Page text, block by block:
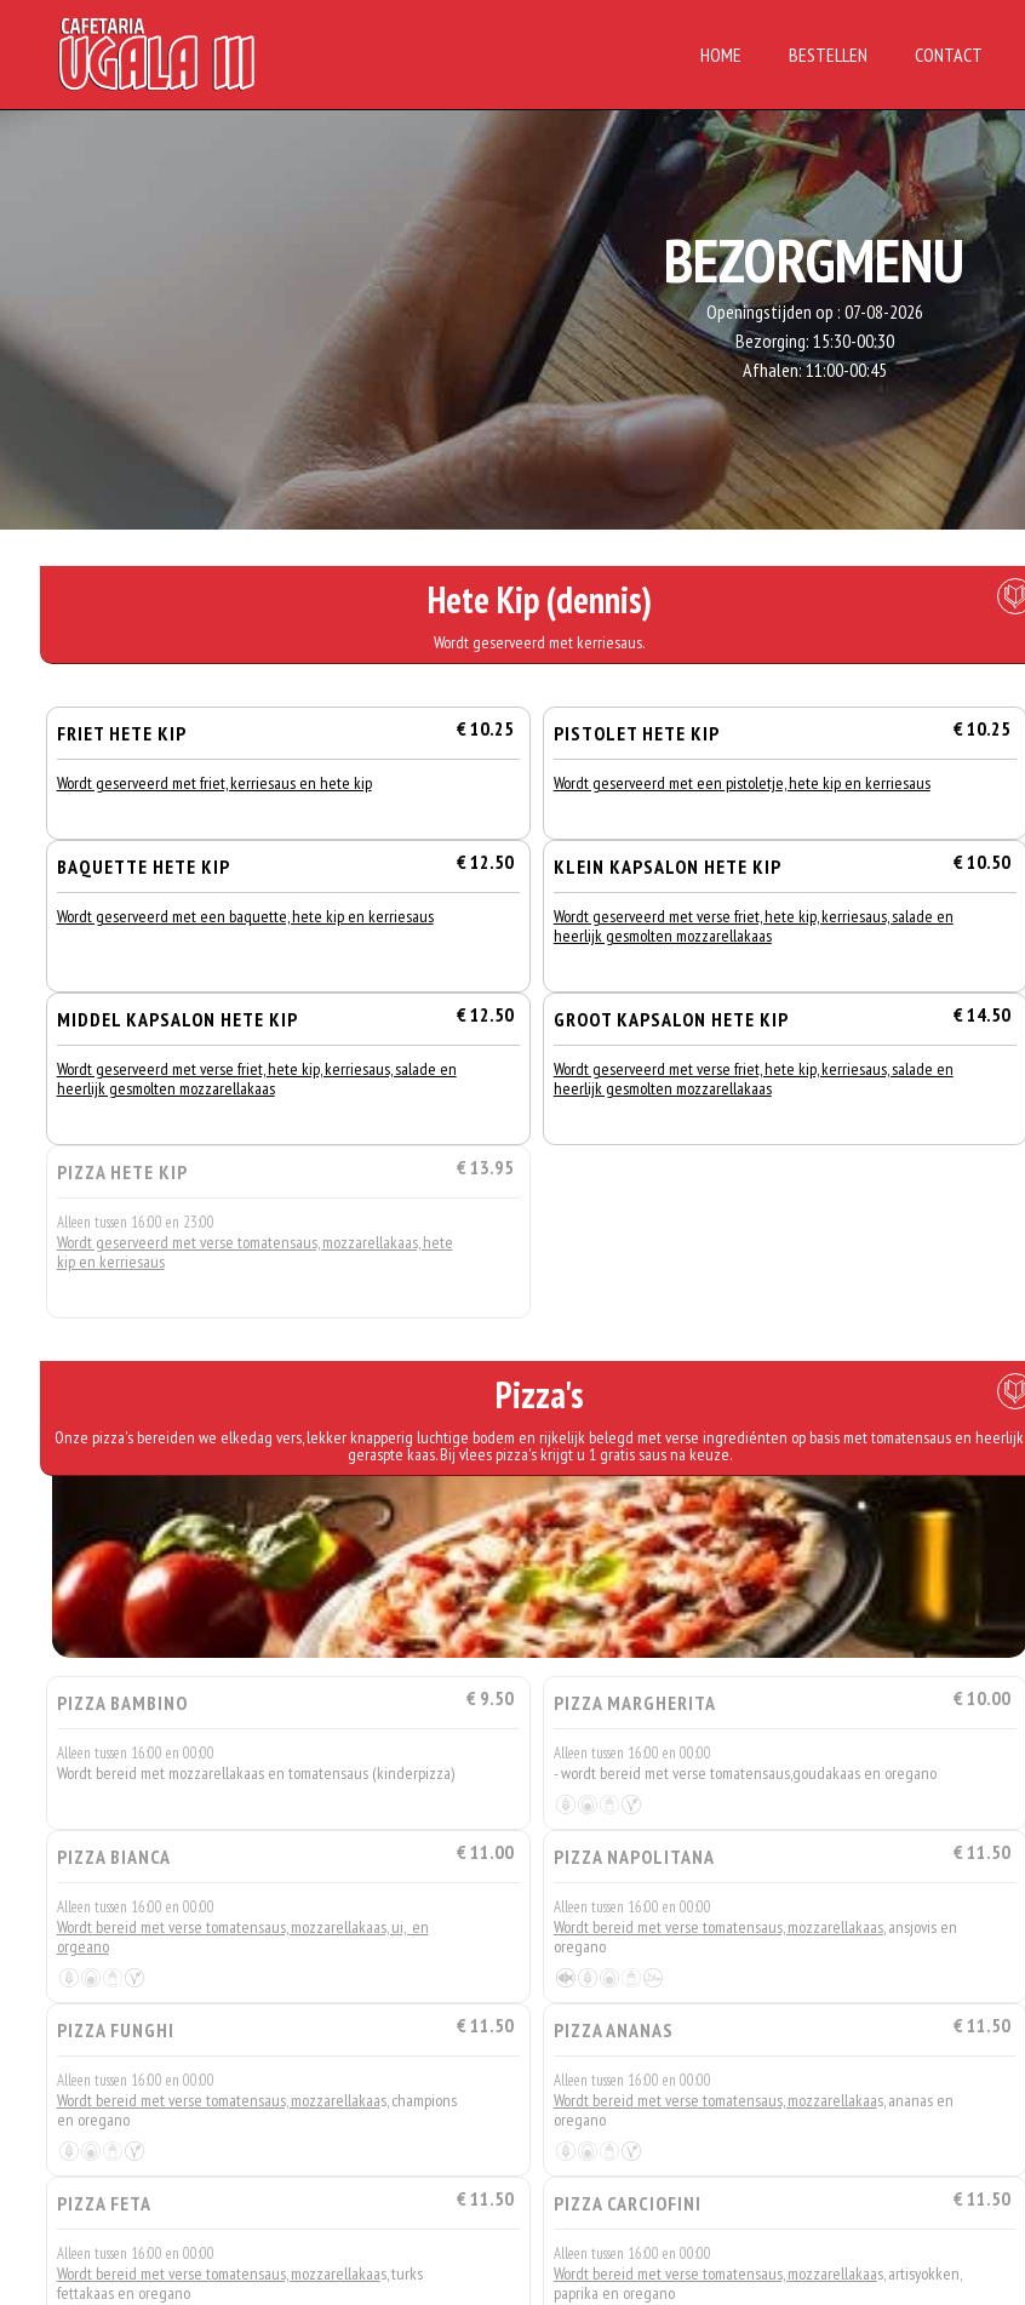
HOME BESTELLEN CONTACT
BEZORGMENU
Openingstijden op : 07-08-2026
Bezorging: 15:30-00:30
Afhalen:11:00-00:45
Hete Kip (dennis)
Wordt geserveerd met kerriesaus.
FRIET HETE KIP € 10.25
Wordt geserveerd met friet, kerriesaus en hete kip
PISTOLET HETE KIP € 10.25
Wordt geserveerd met een pistoletje, hete kip en kerriesaus
BAQUETTE HETE KIP € 12.50
Wordt geserveerd met een baquette, hete kip en kerriesaus
KLEIN KAPSALON HETE KIP € 10.50
Wordt geserveerd met verse friet, hete kip, kerriesaus, salade en
heerlijk gesmolten mozzarellakaas
MIDDEL KAPSALON HETE KIP € 12.50
Wordt geserveerd met verse friet, hete kip, kerriesaus, salade en
heerlijk gesmolten mozzarellakaas
GROOT KAPSALON HETE KIP € 14.50
Wordt geserveerd met verse friet, hete kip, kerriesaus, salade en
heerlijk gesmolten mozzarellakaas
PIZZA HETE KIP € 13.95
Alleen tussen 16:00 en 23:00
Wordt geserveerd met verse tomatensaus, mozzarellakaas, hete
kip en kerriesaus
Pizza's
Onze pizza's bereiden we elkedag vers, lekker knapperig luchtige bodem en rijkelijk belegd met verse ingrediénten op basis met tomatensaus en heerlijk
geraspte kaas. Bij vlees pizza's krijgt u 1 gratis saus na keuze.
PIZZA BAMBINO € 9.50
Alleen tussen 16:00 en 00:00
Wordt bereid met mozzarellakaas en tomatensaus (kinderpizza)
PIZZA MARGHERITA € 10.00
Alleen tussen 16:00 en 00:00
- wordt bereid met verse tomatensaus,goudakaas en oregano
PIZZA BIANCA € 11.00
Alleen tussen 16:00 en 00:00
Wordt bereid met verse tomatensaus, mozzarellakaas, ui, en
orgeano
PIZZA NAPOLITANA € 11.50
Alleen tussen 16:00 en 00:00
Wordt bereid met verse tomatensaus, mozzarellakaas, ansjovis en
oregano
PIZZA FUNGHI € 11.50
Alleen tussen 16:00 en 00:00
Wordt bereid met verse tomatensaus, mozzarellakaas, champions
en oregano
PIZZA ANANAS € 11.50
Alleen tussen 16:00 en 00:00
Wordt bereid met verse tomatensaus, mozzarellakaas, ananas en
oregano
PIZZA FETA € 11.50
Alleen tussen 16:00 en 00:00
Wordt bereid met verse tomatensaus, mozzarellakaas, turks
fettakaas en oregano
PIZZA CARCIOFINI € 11.50
Alleen tussen 16:00 en 00:00
Wordt bereid met verse tomatensaus, mozzarellakaas, artisyokken,
paprika en oregano